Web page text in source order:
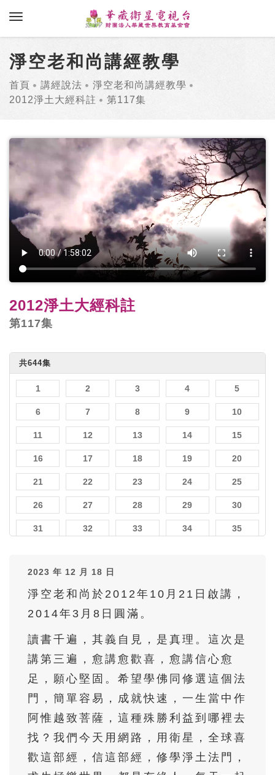
toggle navigation
淨空老和尚講經教學
首頁 講經說法
淨空老和尚講經教學
2012淨土大經科註
第117集
2012淨土大經科註
第117集
共644集
1 2 3 4 5
6 7 8 9 10
11 12 13 14 15
16 17 18 19 20
21 22 23 24 25
26 27 28 29 30
31 32 33 34 35
41 42
46 47 48 49 50
52 53
56 57 58 59 60
66 67 68 70
71 72 73 74 75
76 77 78 79 80
81 82 83 84 85
2023 年 12 月 18 日
淨空老和尚於2012年10月21日啟講，
2014年3月8日圓滿。
讀書千遍，其義自見，是真理。這次是
講第三遍，愈講愈歡喜，愈講信心愈
足，願心堅固。希望學佛同修選這個法
門，簡單容易，成就快速，一生當中作
阿惟越致菩薩，這種殊勝利益到哪裡去
找？我們今天用網路，用衛星，全球喜
歡這部經，信這部經，修學淨土法門，